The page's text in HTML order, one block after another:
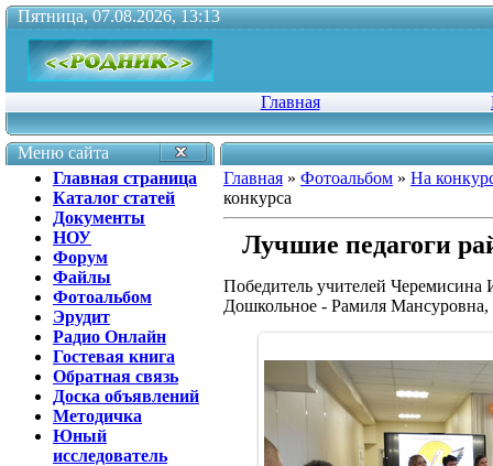
Пятница, 07.08.2026, 13:13
Главная
Меню сайта
Главная страница
Каталог статей
Документы
НОУ
Форум
Файлы
Фотоальбом
Эрудит
Радио Онлайн
Гостевая книга
Обратная связь
Доска объявлений
Методичка
Юный
исследователь
Главная » Фотоальбом » На
конкурса
Лучшие педагоги
Победитель учителей
Дошкольное - Рамиля